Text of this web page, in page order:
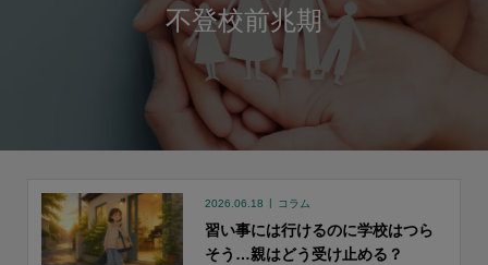
不登校前兆期
2026.06.18 コラム
習い事には行けるのに学校はつら
そう…親はどう受け止める？